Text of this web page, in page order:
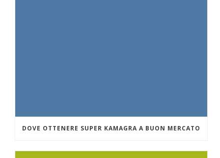
DOVE OTTENERE SUPER KAMAGRA A BUON MERCATO